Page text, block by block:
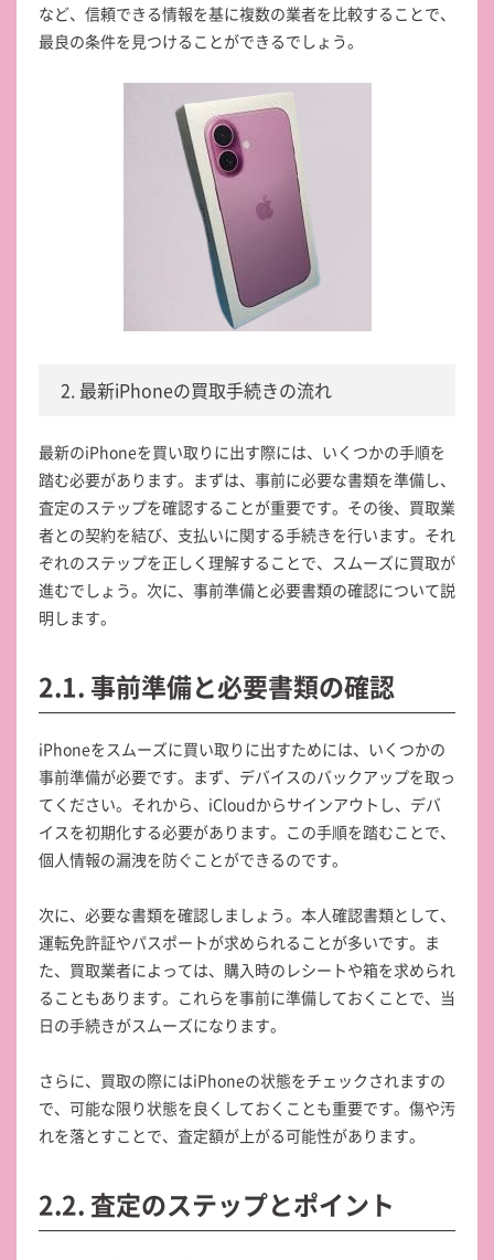
など、信頼できる情報を基に複数の業者を比較することで、
最良の条件を見つけることができるでしょう。
2. 最新iPhoneの買取手続きの流れ
最新のiPhoneを買い取りに出す際には、いくつかの手順を
踏む必要があります。まずは、事前に必要な書類を準備し、
査定のステップを確認することが重要です。その後、買取業
者との契約を結び、支払いに関する手続きを行います。それ
ぞれのステップを正しく理解することで、スムーズに買取が
進むでしょう。次に、事前準備と必要書類の確認について説
明します。
2.1. 事前準備と必要書類の確認
iPhoneをスムーズに買い取りに出すためには、いくつかの
事前準備が必要です。まず、デバイスのバックアップを取っ
てください。それから、iCloudからサインアウトし、デバ
イスを初期化する必要があります。この手順を踏むことで、
個人情報の漏洩を防ぐことができるのです。
次に、必要な書類を確認しましょう。本人確認書類として、
運転免許証やパスポートが求められることが多いです。ま
た、買取業者によっては、購入時のレシートや箱を求められ
ることもあります。これらを事前に準備しておくことで、当
日の手続きがスムーズになります。
さらに、買取の際にはiPhoneの状態をチェックされますの
で、可能な限り状態を良くしておくことも重要です。傷や汚
れを落とすことで、査定額が上がる可能性があります。
2.2. 査定のステップとポイント